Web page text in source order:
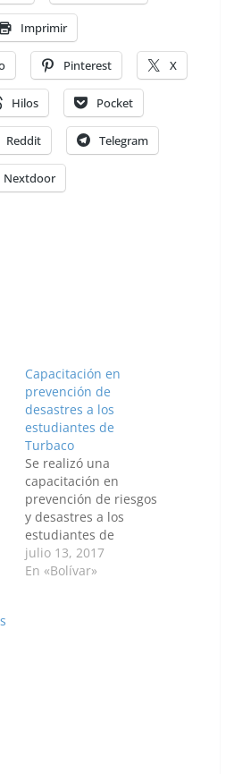
Imprimir
Pinterest X
Hilos Pocket
Reddit Telegram
Nextdoor
Capacitación en
prevención de
desastres a los
estudiantes de
Turbaco
Se realizó una
capacitación en
prevención de riesgos
y desastres a los
estudiantes de
bachillerato del Colegio
Divino Niño. La
julio 13, 2017
En «Bolívar»